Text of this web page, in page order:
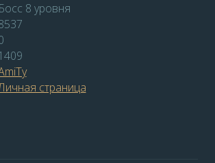
Босс 8 уровня
страница